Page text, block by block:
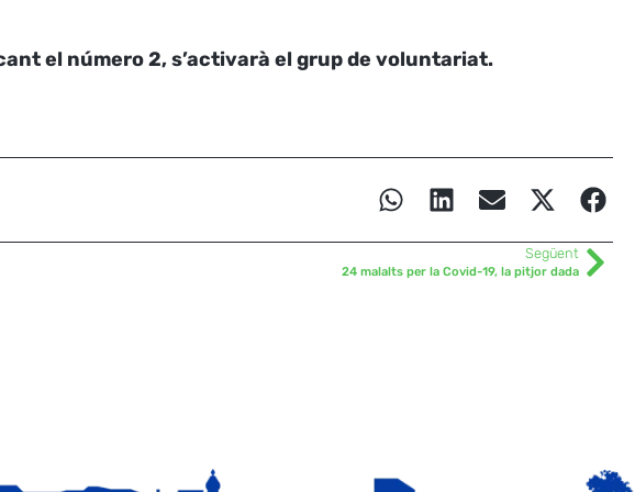
el número 2, s’activarà el grup de voluntariat.
Següent
24 malalts per la Covid-19, la pitjor dada